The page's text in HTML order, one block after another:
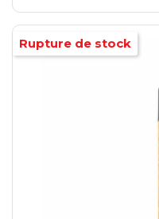
Rupture de stock